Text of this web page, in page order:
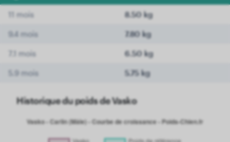
11 mois 8.50 kg
9.4 mois 7.80 kg
7.1 mois 6.50 kg
5.9 mois 5.75 kg
Historique du poids de Vasko